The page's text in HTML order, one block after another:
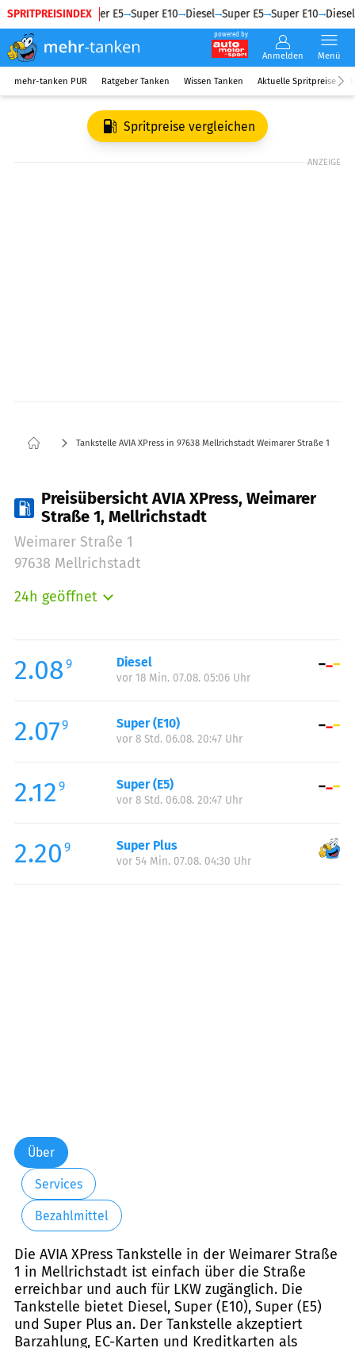
SPRITPREISINDEX
Diesel Super E5 Super E10 Diesel Super E5 Super E10 Diesel
powered by
Anmelden Menü
mehr-tanken PUR Ratgeber Tanken Wissen Tanken Aktuelle Spritpreise
Spritpreise vergleichen
ANZEIGE
Tankstelle AVIA XPress in 97638 Mellrichstadt Weimarer Straße 1
Preisübersicht AVIA XPress, Weimarer
Straße 1, Mellrichstadt
Weimarer Straße 1
97638 Mellrichstadt
24h geöffnet
Mittwoch:
00:00-23:59
Donnerstag:
Samstag:
00:00-23:59
Sonntag:
2.08 9 Diesel
vor 18 Min. 07.08. 05:06 Uhr
2.079 Super (E10)
vor 8 Std. 06.08. 20:47 Uhr
2.12 9 Super (E5)
vor 8 Std. 06.08. 20:47 Uhr
2.20 9 Super Plus
vor 54 Min. 07.08. 04:30 Uhr
Über
Services
Bezahlmittel
Die AVIA XPress Tankstelle in der Weimarer Straße
1 in Mellrichstadt ist einfach über die Straße
erreichbar und auch für LKW zugänglich. Die
Tankstelle bietet Diesel, Super (E10), Super (E5)
und Super Plus an. Der Tankstelle akzeptiert
Barzahlung, EC-Karten und Kreditkarten als